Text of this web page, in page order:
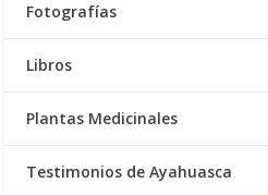
Fotografías
Libros
Plantas Medicinales
Testimonios de Ayahuasca